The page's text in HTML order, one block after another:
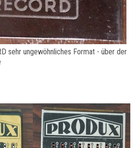
sehr ungewöhnliches Format - über der